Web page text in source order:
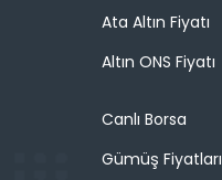
Ata Altın Fiyatı
Altın ONS Fiyatı
Canlı Borsa
Gümüş Fiyatları